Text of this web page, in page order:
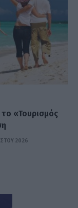
το «Τουρισμός
2026